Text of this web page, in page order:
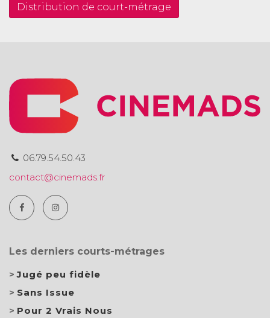
Distribution de court-métrage
06.79.54.50.43
contact@cinemads.fr
Les derniers courts-métrages
Jugé peu fidèle
Sans Issue
Pour 2 Vrais Nous